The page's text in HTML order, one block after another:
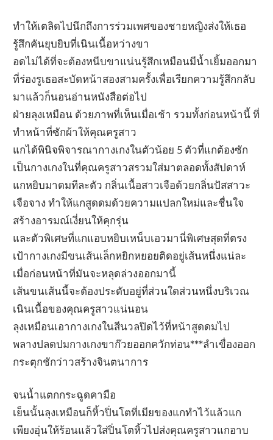
ทำให้เตลิดไปนึกถึงการร่วมเพศของชายหญิงส่งให้เธอ
รู้สึกคันยุบยิบที่เนินเนื้อหว่างขา
อดไม่ได้ที่จะต้องหนีบขาแน่นรู้สึกเหมือนมีน้ำเยิ้มออกมา
ที่ร่องรูเธอสะบัดหน้าสองสามครั้งเพื่อเรียกความรู้สึกกลับ
มาแล้วก็นอนอ่านหนังสือต่อไป
ฝ่ายลุงเหมือน ด้วยภาพที่เห็นเมื่อเช้า รวมทั้งก่อนหน้านี้ ที่
ทำหน้าที่ซักผ้าให้คุณครูสาว
แกได้พินิจพิจารณากางเกงในตัวน้อย 5 ตัวที่แกต้องซัก
เป็นกางเกงในที่คุณครูสาวสรวมใส่มาตลอดทั้งสัปดาห์
แกหยิบมาดมทีละตัว กลิ่นเนื้อสาวเจือด้วยกลิ่นปัสสาวะ
เจือจาง ทำให้แกสูดดมด้วยความแปลกใหม่และชื่นใจ
สร้างอารมณ์เงี่ยนให้คุกรุ่น
และตัวพิเศษที่แกแอบหยิบเหน็บเอวมานี่พิเศษสุดที่ตรง
เป้ากางเกงมีขนเส้นเล็กหยิกหยอยติดอยู่เส้นหนึ่งแน่ละ
เมื่อก่อนหน้าที่มันจะหลุดล่วงออกมานี้
เส้นขนเส้นนี้จะต้องประดับอยู่ที่ส่วนใดส่วนหนึ่งบริเวณ
เนินเนื้อของคุณครูสาวแน่นอน
ลุงเหมือนเอากางเกงในสีนวลปิดไว้ที่หน้าสูดดมไป
พลางปลดปมกางเกงขาก๊วยออกควักท่อน***ลำเขื่องออก
กระตุกชักว่าวสร้างจินตนาการ
จนน้ำแตกกระฉูดคามือ
เย็นนั้นลุงเหมือนก็หิ้วปิ่นโตที่เมียของแกทำไว้แล้วแก
เพียงอุ่นให้ร้อนแล้วใส่ปิ่นโตหิ้วไปส่งคุณครูสาวแกอาบ